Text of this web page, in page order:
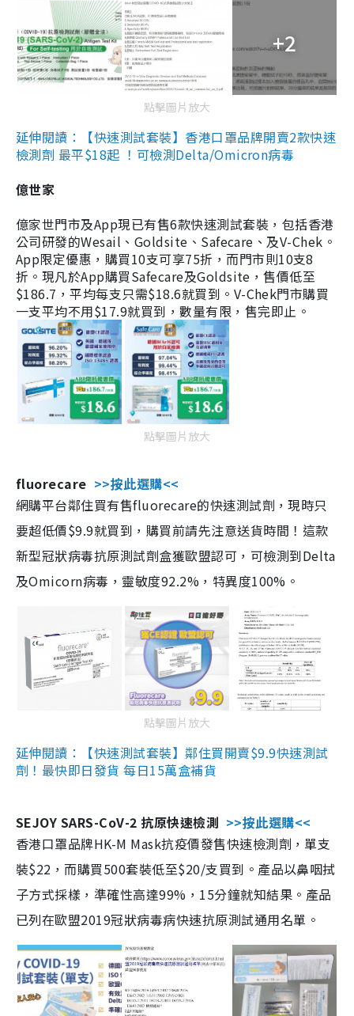
+2
點擊圖片放大
延伸閱讀：【快速測試套裝】香港口罩品牌開賣2款快速
檢測劑 最平$18起 ！可檢測Delta/Omicron病毒
億世家
億家世門市及App現已有售6款快速測試套裝，包括香港
公司研發的Wesail、Goldsite、Safecare、及V-Chek。
App限定優惠，購買10支可享75折，而門市則10支8
折。現凡於App購買Safecare及Goldsite，售價低至
$186.7，平均每支只需$18.6就買到。V-Chek門市購買
一支平均不用$17.9就買到，數量有限，售完即止。
點擊圖片放大
fluorecare >>按此選購<<
網購平台鄰住買有售fluorecare的快速測試劑，現時只
要超低價$9.9就買到，購買前請先注意送貨時間！這款
新型冠狀病毒抗原測試劑盒獲歐盟認可，可檢測到Delta
及Omicorn病毒，靈敏度92.2%，特異度100%。
點擊圖片放大
延伸閱讀：【快速測試套裝】鄰住買開賣$9.9快速測試
劑！最快即日發貨 每日15萬盒補貨
SEJOY SARS-CoV-2 抗原快速檢測 >>按此選購<<
香港口罩品牌HK-M Mask抗疫價發售快速檢測劑，單支
裝$22，而購買500套裝低至$20/支買到。產品以鼻咽拭
子方式採樣，準確性高達99%，15分鐘就知結果。產品
已列在歐盟2019冠狀病毒病快速抗原測試通用名單。